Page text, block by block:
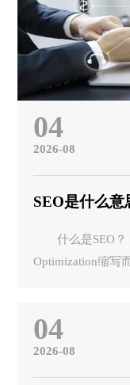
04
2026-08
SEO是什么意
什么是SEO？
Optimization缩写
04
2026-08